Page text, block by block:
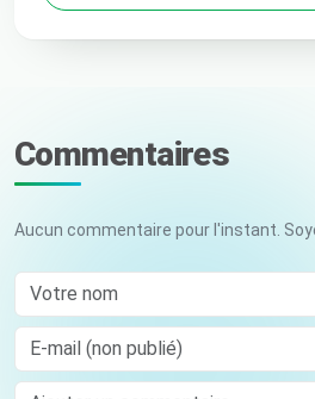
Commentaires
Aucun commentaire pour l'instant.
Votre nom
E-mail (non publié)
Comment